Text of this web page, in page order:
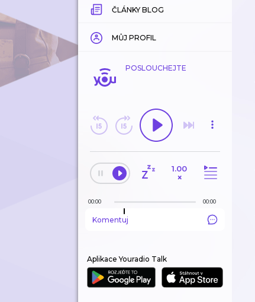
ČLÁNKY BLOG
MŮJ PROFIL
POSLOUCHEJTE
1.00
×
00:00 00:00
Komentuj
Aplikace Youradio Talk